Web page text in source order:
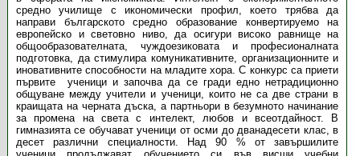
средно училище с икономически профил, което трябва да
направи българското средно образование конвертируемо на
европейско и световно ниво, да осигури високо равнище на
общообразователната, чуждоезиковата и професионалната
подготовка, да стимулира комуникативните, организационните и
иновативните способности на младите хора. С конкурс са приети
първите ученици и започва да се гради едно нетрадиционно
общуване между учители и ученици, които не са две страни в
краищата на черната дъска, а партньори в безумното начинание
за промена на света с интелект, любов и всеотдайност. В
гимназията се обучават ученици от осми до дванадесети клас, в
десет различни специалности. Над 90 % от завършилите